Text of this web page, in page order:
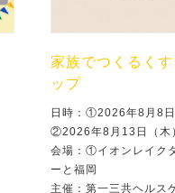
家族でつくるく
ップ
日時：①2026年8月8
②2026年8月13日（木
会場：①イオンレイ
ーと福岡
主催：第一三共ヘルス